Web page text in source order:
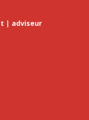
| adviseur